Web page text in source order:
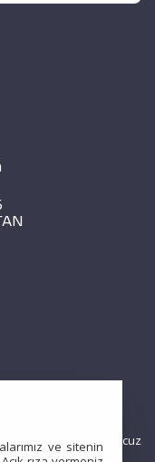
ve sitenin
ile tek ödemede, en ucuz
olması durumunda